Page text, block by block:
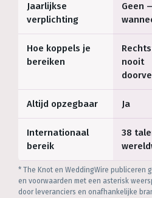
Jaarlijkse
verplichting
Geen
Hoe koppels je
bereiken
nooit
Altijd opzegbaar Ja
Internationaal
bereik
38
* The Knot en WeddingWire publiceren
en voorwaarden met een asterisk
door leveranciers en onafhankelijke